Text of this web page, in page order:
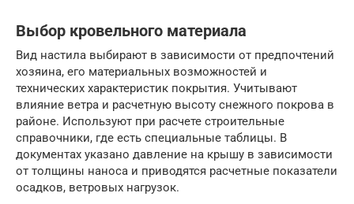
Выбор кровельного материала
Вид настила выбирают в зависимости от предпочтений
хозяина, его материальных возможностей и
технических характеристик покрытия. Учитывают
влияние ветра и расчетную высоту снежного покрова в
районе. Используют при расчете строительные
справочники, где есть специальные таблицы. В
документах указано давление на крышу в зависимости
от толщины наноса и приводятся расчетные показатели
осадков, ветровых нагрузок.